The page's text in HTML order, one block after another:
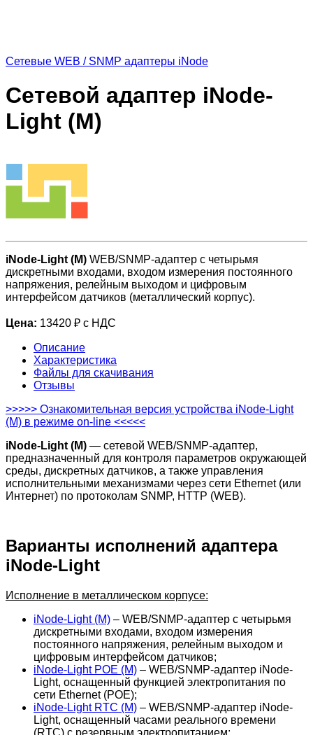
Сетевые WEB / SNMP адаптеры iNode
Сетевой адаптер iNode-
Light (M)
iNode-Light (M) WEB/SNMP-адаптер с четырьмя
дискретными входами, входом измерения постоянного
напряжения, релейным выходом и цифровым
интерфейсом датчиков (металлический корпус).
Цена: 13420 ₽ с НДС
Описание
Характеристика
Файлы для скачивания
Отзывы
>>>>> Ознакомительная версия устройства iNode-Light
(M) в режиме on-line <<<<<
iNode-Light (M) — сетевой WEB/SNMP-адаптер,
предназначенный для контроля параметров окружающей
среды, дискретных датчиков, а также управления
исполнительными механизмами через сети Ethernet (или
Интернет) по протоколам SNMP, HTTP (WEB).
Варианты исполнений адаптера
iNode-Light
Исполнение в металлическом корпусе:
iNode-Light (M) – WEB/SNMP-адаптер с четырьмя
дискретными входами, входом измерения
постоянного напряжения, релейным выходом и
цифровым интерфейсом датчиков;
iNode-Light POE (M) – WEB/SNMP-адаптер iNode-
Light, оснащенный функцией электропитания по
сети Ethernet (POE);
iNode-Light RTC (M) – WEB/SNMP-адаптер iNode-
Light, оснащенный часами реального времени
(RTC) с резервным электропитанием;